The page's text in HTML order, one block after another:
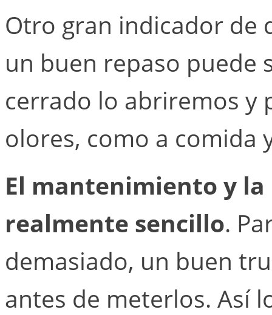
Otro gran indicador de
un buen repaso puede
cerrado lo abriremos y
olores, como a comida
El mantenimiento y
realmente sencillo.
demasiado, un buen
antes de meterlos. Así